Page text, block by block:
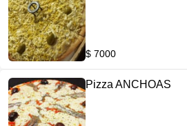
$ 7000
Pizza ANCHOAS